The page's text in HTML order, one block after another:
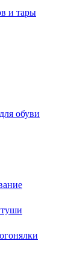
и тары
обуви